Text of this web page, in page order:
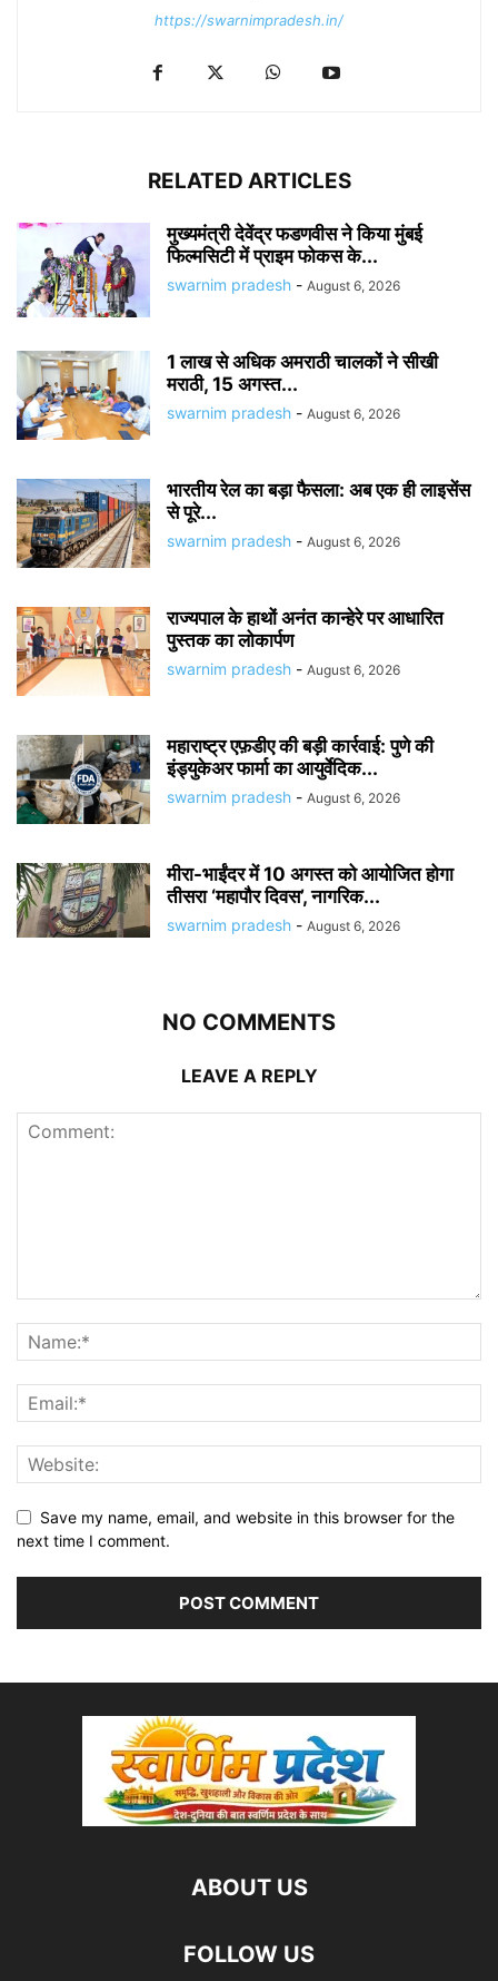
https://swarnimpradesh.in/
RELATED ARTICLES
मुख्यमंत्री देवेंद्र फडणवीस ने किया मुंबई
फिल्मसिटी में प्राइम फोकस के...
swarnim pradesh - August 6, 2026
1 लाख से अधिक अमराठी चालकों ने सीखी
मराठी, 15 अगस्त...
swarnim pradesh - August 6, 2026
भारतीय रेल का बड़ा फैसला: अब एक ही लाइसेंस
से पूरे...
swarnim pradesh - August 6, 2026
राज्यपाल के हाथों अनंत कान्हेरे पर आधारित
पुस्तक का लोकार्पण
swarnim pradesh - August 6, 2026
महाराष्ट्र एफ़डीए की बड़ी कार्रवाई: पुणे की
इंड्युकेअर फार्मा का आयुर्वेदिक...
swarnim pradesh - August 6, 2026
मीरा-भाईंदर में 10 अगस्त को आयोजित होगा
तीसरा ‘महापौर दिवस’, नागरिक...
swarnim pradesh - August 6, 2026
NO COMMENTS
LEAVE A REPLY
Save my name, email, and website in this browser for the
next time I comment.
ABOUT US
FOLLOW US